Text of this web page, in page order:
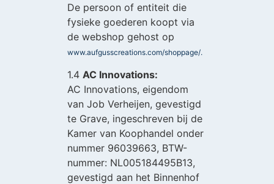
De persoon of entiteit die
fysieke goederen koopt via
de webshop gehost op
www.aufgusscreations.com/shoppage/.
1.4 AC Innovations:
AC Innovations, eigendom
van Job Verheijen, gevestigd
te Grave, ingeschreven bij de
Kamer van Koophandel onder
nummer 96039663, BTW-
nummer: NL005184495B13,
gevestigd aan het Binnenhof